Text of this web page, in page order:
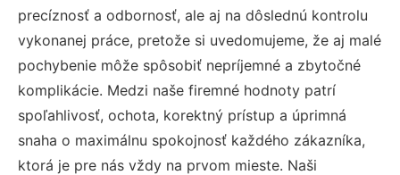
precíznosť a odbornosť, ale aj na dôslednú kontrolu
vykonanej práce, pretože si uvedomujeme, že aj malé
pochybenie môže spôsobiť nepríjemné a zbytočné
komplikácie. Medzi naše firemné hodnoty patrí
spoľahlivosť, ochota, korektný prístup a úprimná
snaha o maximálnu spokojnosť každého zákazníka,
ktorá je pre nás vždy na prvom mieste. Naši